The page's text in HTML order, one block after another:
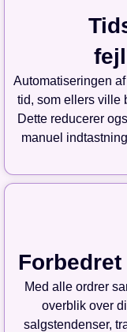
Automatiseringen
tid, som ellers ville
Dette reducerer
manuel
Med alle ordrer
overblik over
salgstendenser,